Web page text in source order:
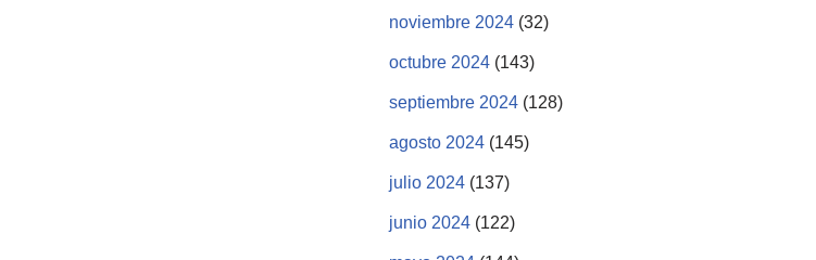
noviembre 2024 (32)
octubre 2024 (143)
septiembre 2024 (128)
agosto 2024 (145)
julio 2024 (137)
junio 2024 (122)